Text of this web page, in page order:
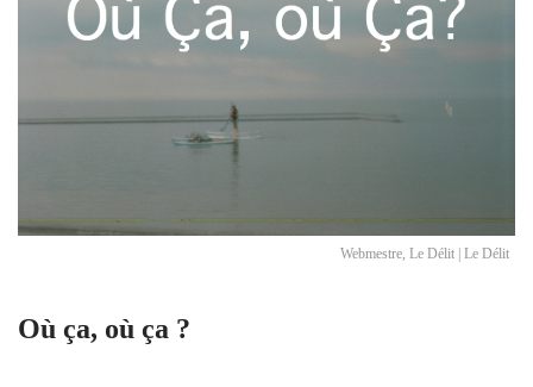
Webmestre, Le Délit | Le Délit
Où ça, où ça ?